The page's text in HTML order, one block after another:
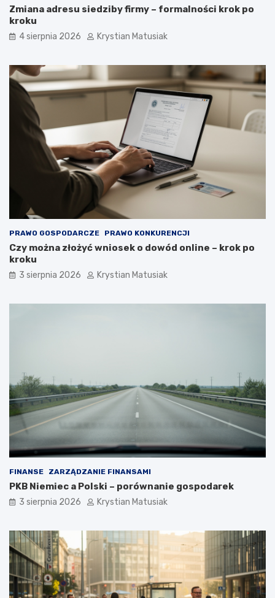
Zmiana adresu siedziby firmy – formalności krok po
kroku
4 sierpnia 2026 Krystian Matusiak
PRAWO GOSPODARCZE PRAWO KONKURENCJI
Czy można złożyć wniosek o dowód online – krok po
kroku
3 sierpnia 2026 Krystian Matusiak
FINANSE ZARZĄDZANIE FINANSAMI
PKB Niemiec a Polski – porównanie gospodarek
3 sierpnia 2026 Krystian Matusiak